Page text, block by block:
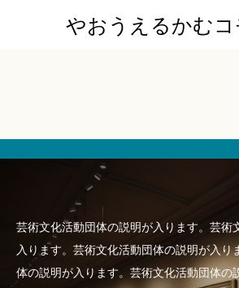
やおうえるかむ
芸術文化活動団体の説明が入ります。芸術
入ります。芸術文化活動団体の説明が入り
体の説明が入ります。芸術文化活動団体の